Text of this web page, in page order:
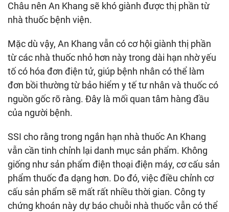
Châu nên An Khang sẽ khó giành được thị phần từ
nhà thuốc bệnh viện.
Mặc dù vậy, An Khang vẫn có cơ hội giành thị phần
từ các nhà thuốc nhỏ hơn này trong dài hạn nhờ yếu
tố có hóa đơn điện tử, giúp bệnh nhân có thể làm
đơn bồi thường từ bảo hiểm y tế tư nhân và thuốc có
nguồn gốc rõ ràng. Đây là mối quan tâm hàng đầu
của người bệnh.
SSI cho rằng trong ngắn hạn nhà thuốc An Khang
vẫn cần tinh chỉnh lại danh mục sản phẩm. Không
giống như sản phẩm điện thoại điện máy, cơ cấu sản
phẩm thuốc đa dạng hơn. Do đó, việc điều chỉnh cơ
cấu sản phẩm sẽ mất rất nhiều thời gian. Công ty
chứng khoán này dự báo chuỗi nhà thuốc vẫn có thể